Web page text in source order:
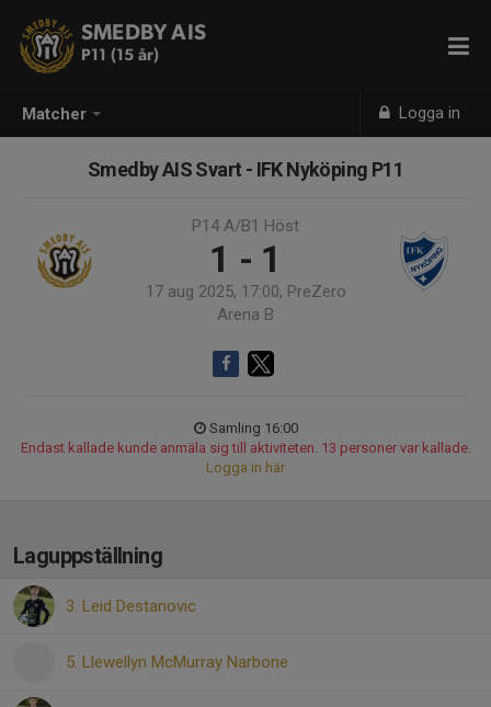
Matcher Logga in
SMEDBY AIS
P11 (15 år)
Smedby AIS Svart - IFK Nyköping P11
P14 A/B1 Höst
1 - 1
17 aug 2025, 17:00, PreZero
Arena B
Samling 16:00
Endast kallade kunde anmäla sig till aktiviteten. 13 personer var kallade.
Logga in här
Laguppställning
3. Leid Destanovic
5. Llewellyn McMurray Narbone